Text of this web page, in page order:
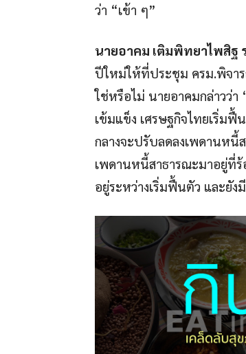
ว่า “เข้า ๆ”
นายอาคม เติมพิทยาไพสิฐ
ปีใหม่ให้ที่ประชุม ครม.พิจาร
ใช่หรือไม่ นายอาคมกล่าวว่า
เข้มแข็ง เศรษฐกิจไทยเริ่ม
กลางจะปรับลดลงเพดานหนี้
เพดานหนี้สาธารณะมาอยู่ที่ร้
อยู่ระหว่างเริ่มฟื้นตัว และยัง